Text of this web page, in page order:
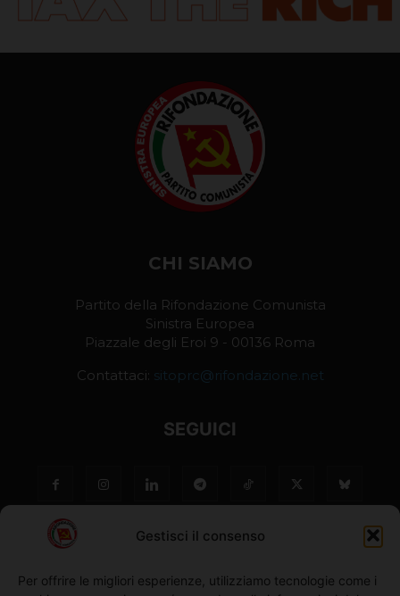
Gestisci il consenso
Per offrire le migliori esperienze, utilizziamo tecnologie come i
CHI SIAMO
Partito della Rifondazione Comunista
Sinistra Europea
Piazzale degli Eroi 9 - 00136 Roma
Contattaci: sitoprc@rifondazione.net
SEGUICI